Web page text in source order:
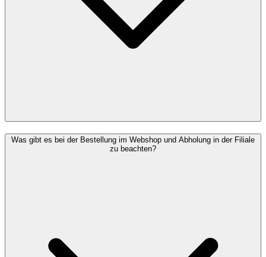
Was gibt es bei der Bestellung im Webshop und Abholung in der Filiale
zu beachten?